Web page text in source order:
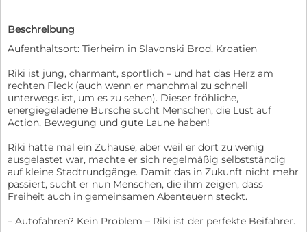
Beschreibung
Aufenthaltsort: Tierheim in Slavonski Brod, Kroatien
Riki ist jung, charmant, sportlich – und hat das Herz am
rechten Fleck (auch wenn er manchmal zu schnell
unterwegs ist, um es zu sehen). Dieser fröhliche,
energiegeladene Bursche sucht Menschen, die Lust auf
Action, Bewegung und gute Laune haben!
Riki hatte mal ein Zuhause, aber weil er dort zu wenig
ausgelastet war, machte er sich regelmäßig selbstständig
auf kleine Stadtrundgänge. Damit das in Zukunft nicht mehr
passiert, sucht er nun Menschen, die ihm zeigen, dass
Freiheit auch in gemeinsamen Abenteuern steckt.
– Autofahren? Kein Problem – Riki ist der perfekte Beifahrer.